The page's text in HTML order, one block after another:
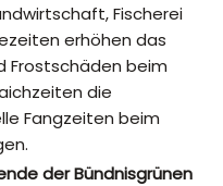
Fischerei
erhöhen das
Frostschäden beim
die
Fangzeiten beim
der Bündnisgrünen